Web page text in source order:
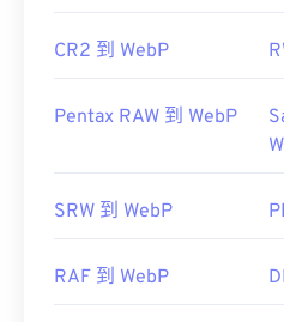
CR2 到 WebP
Pentax RAW 到 WebP
SRW 到 WebP
RAF 到 WebP